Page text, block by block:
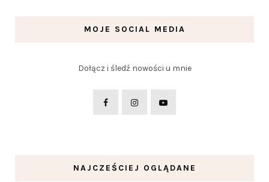
MOJE SOCIAL MEDIA
Dołącz i śledź nowości u mnie
NAJCZEŚCIEJ OGLĄDANE